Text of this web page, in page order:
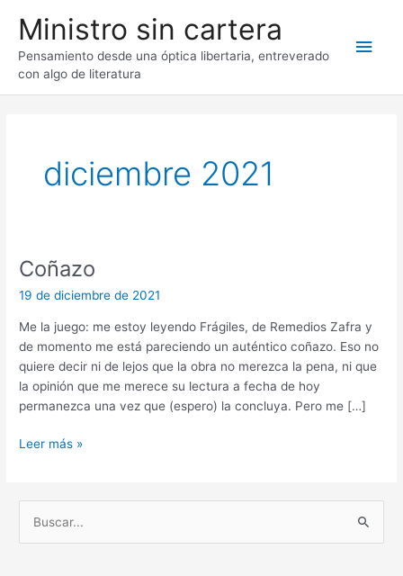
contenido
Ministro sin cartera
Pensamiento desde una óptica libertaria, entreverado
con algo de literatura
diciembre 2021
Coñazo
19 de diciembre de 2021
Me la juego: me estoy leyendo Frágiles, de Remedios Zafra y
de momento me está pareciendo un auténtico coñazo. Eso no
quiere decir ni de lejos que la obra no merezca la pena, ni que
la opinión que me merece su lectura a fecha de hoy
permanezca una vez que (espero) la concluya. Pero me […]
Coñazo
Leer más »